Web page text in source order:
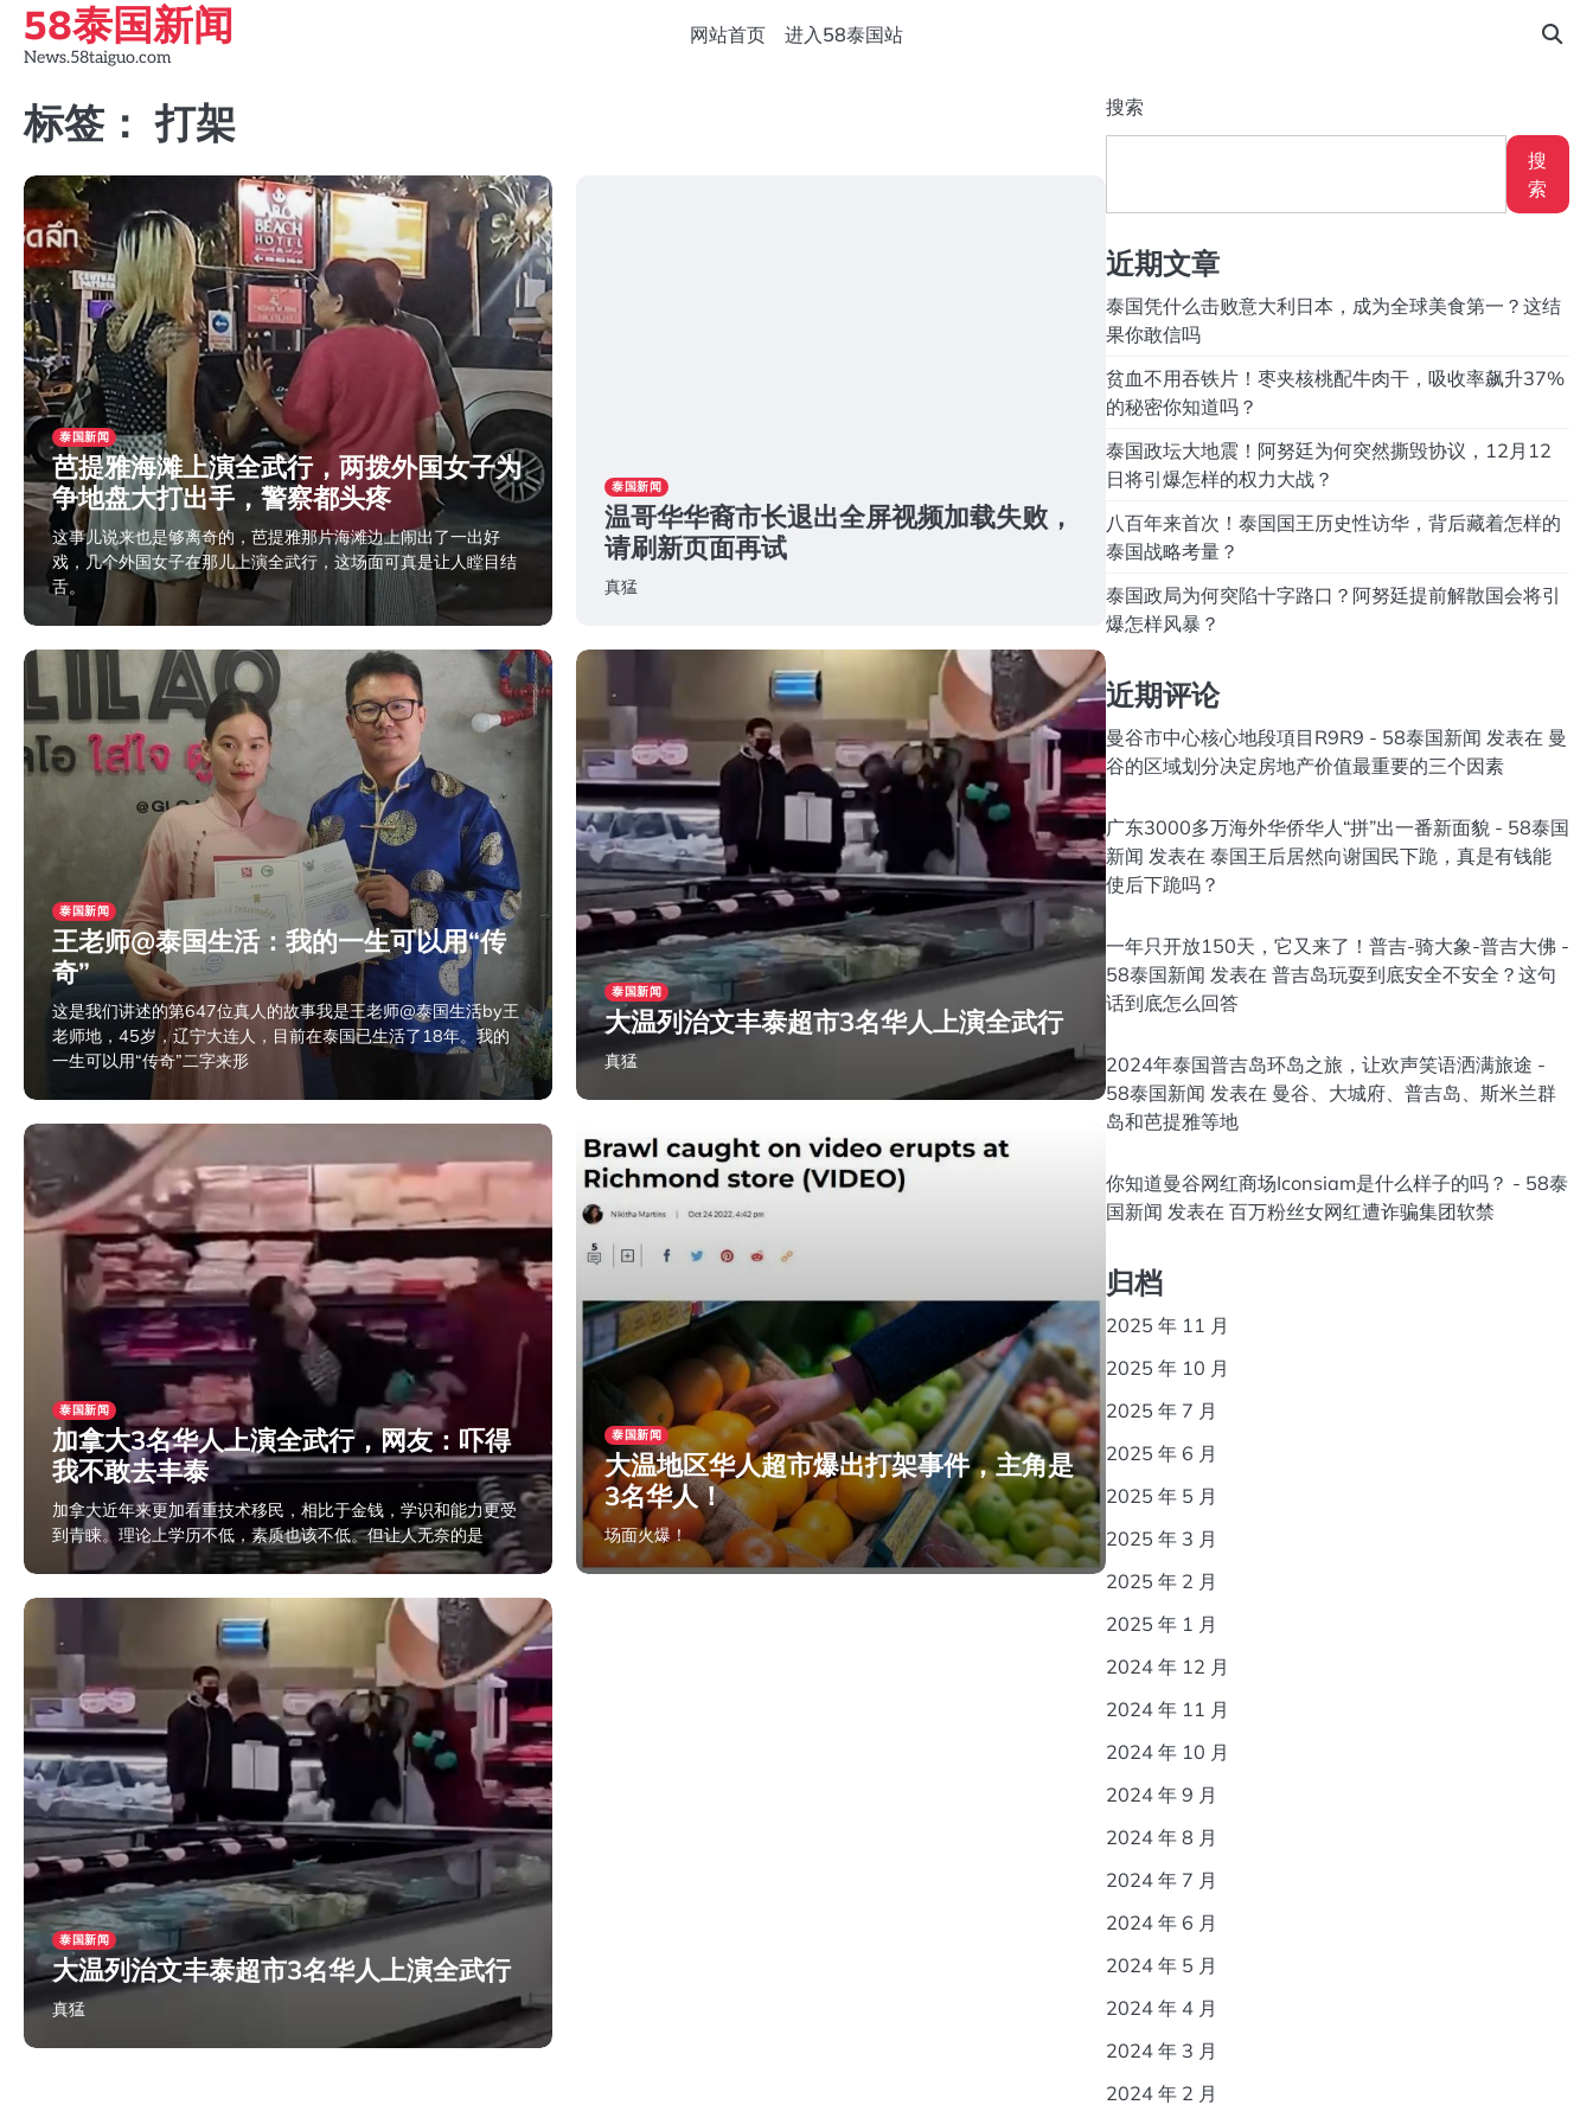
Skip
content
58泰国新闻
News.58taiguo.com
网站首页 进入58泰国站
标签：打架
泰国新闻
芭提雅海滩上演全武行，两拨外国女子为
争地盘大打出手，警察都头疼
这事儿说来也是够离奇的，芭提雅那片海滩边上闹出了一出好
戏，几个外国女子在那儿上演全武行，这场面可真是让人瞠目结
舌。
2024年11月14日
泰国新闻
温哥华华裔市长退出全屏视频加载失败，
请刷新页面再试
真猛
泰国新闻
王老师@泰国生活：我的一生可以用“传
奇”
这是我们讲述的第647位真人的故事我是王老师@泰国生活by王
老师地，45岁，辽宁大连人，目前在泰国已生活了18年。我的
一生可以用“传奇”二字来形
2024年4月3日
泰国新闻
大温列治文丰泰超市3名华人上演全武行
真猛
2024年3月7日
泰国新闻
加拿大3名华人上演全武行，网友：吓得
我不敢去丰泰
加拿大近年来更加看重技术移民，相比于金钱，学识和能力更受
到青睐。理论上学历不低，素质也该不低。但让人无奈的是
2024年2月12日
泰国新闻
大温地区华人超市爆出打架事件，主角是
3名华人！
场面火爆！
2024年2月3日
泰国新闻
大温列治文丰泰超市3名华人上演全武行
真猛
2024年1月27日
搜索
搜
索
近期文章
泰国凭什么击败意大利日本，成为全球美食第一？这结
果你敢信吗
贫血不用吞铁片！枣夹核桃配牛肉干，吸收率飙升37%
的秘密你知道吗？
泰国政坛大地震！阿努廷为何突然撕毁协议，12月12
日将引爆怎样的权力大战？
八百年来首次！泰国国王历史性访华，背后藏着怎样的
泰国战略考量？
泰国政局为何突陷十字路口？阿努廷提前解散国会将引
爆怎样风暴？
近期评论
曼谷市中心核心地段項目R9R9 - 58泰国新闻 发表在 曼
谷的区域划分决定房地产价值最重要的三个因素
广东3000多万海外华侨华人“拼”出一番新面貌 - 58泰国
新闻 发表在 泰国王后居然向谢国民下跪，真是有钱能
使后下跪吗？
一年只开放150天，它又来了！普吉-骑大象-普吉大佛 -
58泰国新闻 发表在 普吉岛玩耍到底安全不安全？这句
话到底怎么回答
2024年泰国普吉岛环岛之旅，让欢声笑语洒满旅途 -
58泰国新闻 发表在 曼谷、大城府、普吉岛、斯米兰群
岛和芭提雅等地
你知道曼谷网红商场Iconsiam是什么样子的吗？ - 58泰
国新闻 发表在 百万粉丝女网红遭诈骗集团软禁
归档
2025 年 11 月
2025 年 10 月
2025 年 7 月
2025 年 6 月
2025 年 5 月
2025 年 3 月
2025 年 2 月
2025 年 1 月
2024 年 12 月
2024 年 11 月
2024 年 10 月
2024 年 9 月
2024 年 8 月
2024 年 7 月
2024 年 6 月
2024 年 5 月
2024 年 4 月
2024 年 3 月
2024 年 2 月